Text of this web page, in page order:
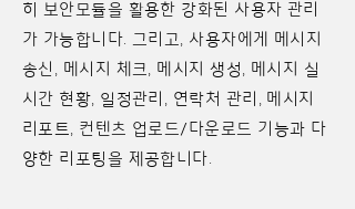
히 보안모듈을 활용한 강화된 사용자 관리
가 가능합니다. 그리고, 사용자에게 메시지
송신, 메시지 체크, 메시지 생성, 메시지 실
시간 현황, 일정관리, 연락처 관리, 메시지
리포트, 컨텐츠 업로드/다운로드 기능과 다
양한 리포팅을 제공합니다.